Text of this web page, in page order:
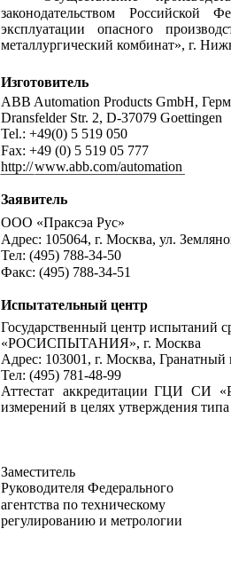
законодательством
Российской
эксплуатации
опасного
металлургический комбинат», г.
Изготовитель
ABB Automation Products GmbH,
Dransfelder Str. 2, D-37079 Goettingen
Tel.: +49(0) 5 519 050
Fax: +49 (0) 5 519 05 777
http://www.abb.com/automation
Заявитель
ООО «Праксэа Рус»
Адрес: 105064, г. Москва, ул.
Тел: (495) 788-34-50
Факс: (495) 788-34-51
Испытательный центр
Государственный центр испытаний
«РОСИСПЫТАНИЯ», г. Москва
Адрес: 103001, г. Москва, Гранатный
Тел: (495) 781-48-99
Аттестат аккредитации ГЦИ СИ
измерений в целях утверждения
Заместитель
Руководителя Федерального
агентства по техническому
регулированию и метрологии